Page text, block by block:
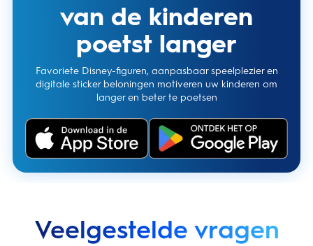
van de kinderen
poetst langer
Favoriete Disney-figuren, aanpasbaar speelplezier en
digitale sticker beloningen motiveren uw kinderen om
langer en beter te poetsen
Veelgestelde vragen